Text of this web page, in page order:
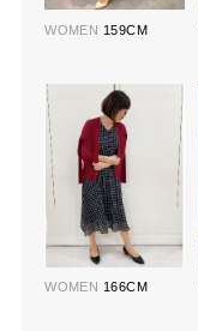
WOMEN 159CM
WOMEN 166CM